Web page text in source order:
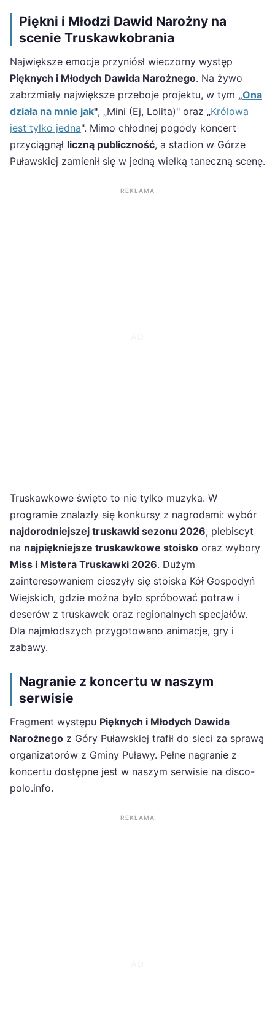
Piękni i Młodzi Dawid Narożny na
scenie Truskawkobrania
Największe emocje przyniósł wieczorny występ
Pięknych i Młodych Dawida Narożnego. Na żywo
zabrzmiały największe przeboje projektu, w tym „Ona
działa na mnie jak", „Mini (Ej, Lolita)" oraz „Królowa
jest tylko jedna". Mimo chłodnej pogody koncert
przyciągnął liczną publiczność, a stadion w Górze
Puławskiej zamienił się w jedną wielką taneczną scenę.
REKLAMA
Truskawkowe święto to nie tylko muzyka. W
programie znalazły się konkursy z nagrodami: wybór
najdorodniejszej truskawki sezonu 2026, plebiscyt
na najpiękniejsze truskawkowe stoisko oraz wybory
Miss i Mistera Truskawki 2026. Dużym
zainteresowaniem cieszyły się stoiska Kół Gospodyń
Wiejskich, gdzie można było spróbować potraw i
deserów z truskawek oraz regionalnych specjałów.
Dla najmłodszych przygotowano animacje, gry i
zabawy.
Nagranie z koncertu w naszym
serwisie
Fragment występu Pięknych i Młodych Dawida
Narożnego z Góry Puławskiej trafił do sieci za sprawą
organizatorów z Gminy Puławy. Pełne nagranie z
koncertu dostępne jest w naszym serwisie na disco-
polo.info.
REKLAMA